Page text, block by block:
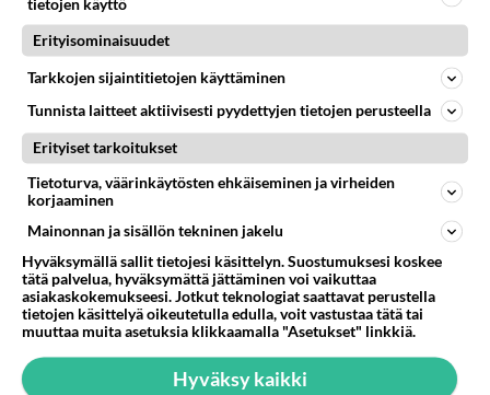
Anonyymi00111
Köyhät on jo lypsetty, joten on enää alempi
silmään. Rikkaat ja ylempi keskiluokka ei ole
osallistumassa edelleenkään muuta kuin nimellisesti ja
heiltä ei siten otetakkaan. Siksi jää nähtäväksi
"myydäänkö suomi tai ajetaanko virallisesti
konkurssiin". Jos näin on tarkoitus, rikkaille, etupiireille
ja poliittiselle eliitille tulee todella kiire lypsää itselleen
Lue lisää
Näinhän voi käydä, mutta nimet on tiedossa ja
etsivä löytää.
Äänestä Kommentoi
Anonyymi00182
2026-05-16 20:17:54
Anonyymi00085kirjoitti:
tietojen käyttö
Erityisominaisuudet
Tarkkojen sijaintitietojen käyttäminen
Tunnista laitteet aktiivisesti pyydettyjen tietojen perusteella
Erityiset tarkoitukset
Tietoturva, väärinkäytösten ehkäiseminen ja virheiden
korjaaminen
Mainonnan ja sisällön tekninen jakelu
Hyväksymällä sallit tietojesi käsittelyn. Suostumuksesi koskee
tätä palvelua, hyväksymättä jättäminen voi vaikuttaa
asiakaskokemukseesi. Jotkut teknologiat saattavat perustella
tietojen käsittelyä oikeutetulla edulla, voit vastustaa tätä tai
muuttaa muita asetuksia klikkaamalla "Asetukset" linkkiä.
Hyväksy kaikki